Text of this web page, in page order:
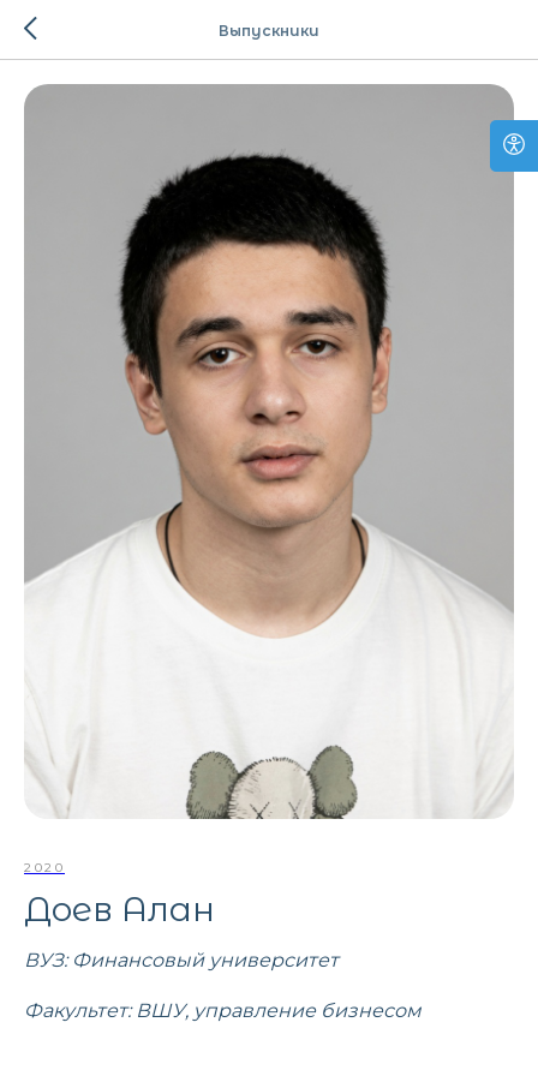
Выпускники
2020
Доев Алан
ВУЗ: Финансовый университет
Факультет: ВШУ, управление бизнесом